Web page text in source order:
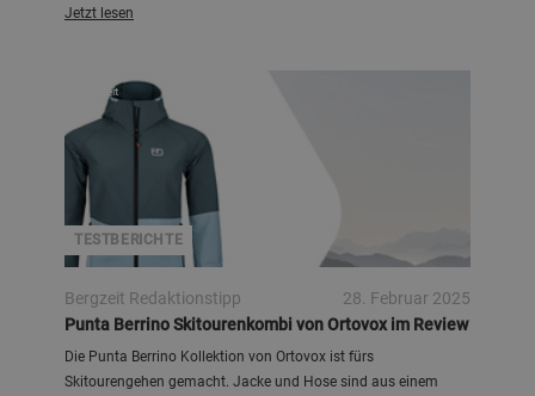
Jetzt lesen
TESTBERICHTE
Bergzeit
Bergzeit Redaktionstipp
28. Februar 2025
Punta Berrino Skitourenkombi von Ortovox im Review
Die Punta Berrino Kollektion von Ortovox ist fürs
Skitourengehen gemacht. Jacke und Hose sind aus einem